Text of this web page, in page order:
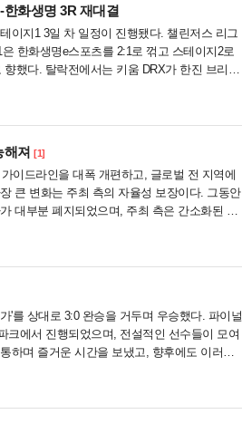
화생명 3R 재대결
이지1 3일 차 일정이 진행됐다. 챌린저스 리그
한화생명e스포츠를 2:1로 꺾고 스테이지2로
했다. 탈락전에서는 키움 DRX가 한진 브리온
해져 [1]
이드라인을 대폭 개편하고, 글로벌 전 지역에
큰 변화는 주최 측의 자율성 보장이다. 그동안
대부분 폐지되었으며, 주최 측은 간소화된 현
'를 상대로 3:0 완승을 거두며 우승했다. 파이널
크에서 진행되었으며, 전설적인 선수들이 모여
하며 즐거운 시간을 보냈고, 향후에도 이러한
리했다....